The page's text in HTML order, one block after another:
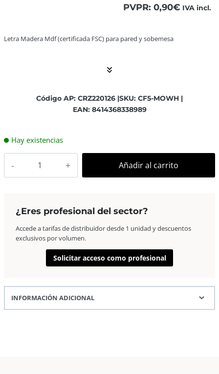
PVPR: 0,90€ IVA incl.
Letra Madera Mdf (certificada FSC) para pared y
Letra Madera Mdf (certificada FSC) para pared y sobemesa
Código AP: CRZ220126 |SKU: CF5-MOWH |
EAN: 8414368338989
Hay existencias
15×18
Añadir al carrito
¿Eres profesional del sector?
Accede a tarifas de distribuidor desde 1 unidad y descuentos
exclusivos por volumen.
Solicitar acceso como profesional
INFORMACIÓN ADICIONAL